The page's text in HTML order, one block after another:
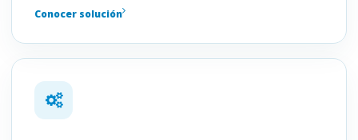
Conocer solución